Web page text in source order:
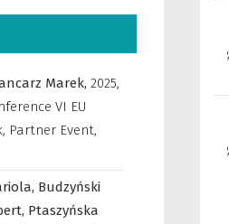
Marek, 2025,
VI EU
Partner Event,
Budzyński
Ptaszyńska